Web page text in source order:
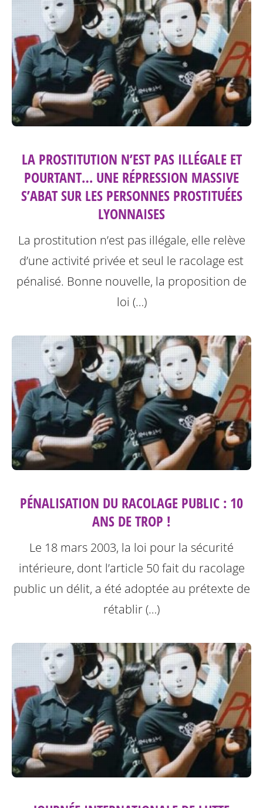
LA PROSTITUTION N’EST PAS ILLÉGALE ET
POURTANT… UNE RÉPRESSION MASSIVE
S’ABAT SUR LES PERSONNES PROSTITUÉES
LYONNAISES
La prostitution n’est pas illégale, elle relève
d’une activité privée et seul le racolage est
pénalisé. Bonne nouvelle, la proposition de
loi (…)
PÉNALISATION DU RACOLAGE PUBLIC : 10
ANS DE TROP !
Le 18 mars 2003, la loi pour la sécurité
intérieure, dont l’article 50 fait du racolage
public un délit, a été adoptée au prétexte de
rétablir (…)